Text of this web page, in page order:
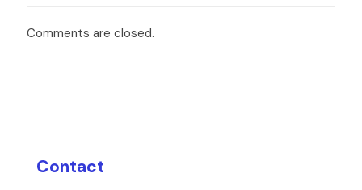
Comments are closed.
Contact